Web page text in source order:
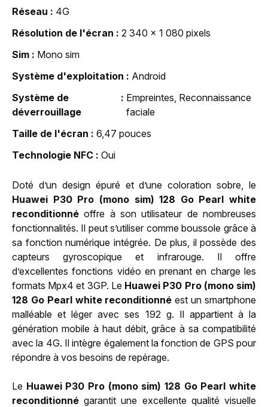
Réseau
4G
Résolution de l'écran
2 340 x 1 080 pixels
Sim
Mono sim
Système d'exploitation
Android
Système de
déverrouillage
Empreintes, Reconnaissance
faciale
Taille de l'écran
6,47 pouces
Technologie NFC
Oui
Doté d’un design épuré et d’une coloration sobre, le
Huawei P30 Pro (mono sim) 128 Go Pearl white
reconditionné offre à son utilisateur de nombreuses
fonctionnalités. Il peut s’utiliser comme boussole grâce à
sa fonction numérique intégrée. De plus, il possède des
capteurs gyroscopique et infrarouge. Il offre
d’excellentes fonctions vidéo en prenant en charge les
formats Mpx4 et 3GP. Le Huawei P30 Pro (mono sim)
128 Go Pearl white reconditionné est un smartphone
malléable et léger avec ses 192 g. Il appartient à la
génération mobile à haut débit, grâce à sa compatibilité
avec la 4G. Il intègre également la fonction de GPS pour
répondre à vos besoins de repérage.
Le Huawei P30 Pro (mono sim) 128 Go Pearl white
reconditionné garantit une excellente qualité visuelle